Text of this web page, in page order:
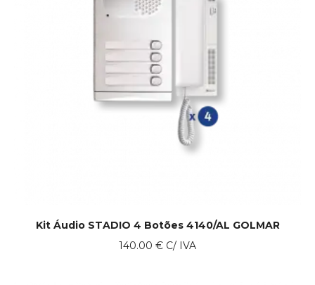
Kit Áudio STADIO 4 Botões 4140/AL GOLMAR
140.00 € C/ IVA